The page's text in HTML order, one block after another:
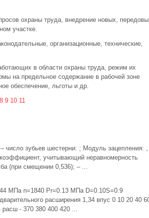
охраны труда, внедрение новых,
участке.
организационные, технические,
в области охраны труда, режим их
на предельное содержание в рабочей зоне
обеспечение, льготы и др.
8 9 10 11
число зубьев шестерни: ; Модуль зацепления: ,
учитывающий неравномерность
(при смещении 0,536); – ...
МПа n=1840 Pr=0.13 МПа D=0.10S=0.9
расширения 1,34 впус 0 10 20 40
расш - 370 380 400 420 ...